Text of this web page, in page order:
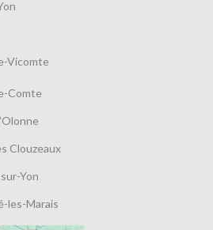
Vicomte
Comte
Clouzeaux
Yon
les-Marais